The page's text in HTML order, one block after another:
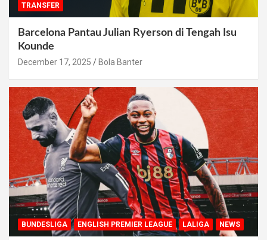
TRANSFER
Barcelona Pantau Julian Ryerson di Tengah Isu
Kounde
December 17, 2025 Bola Banter
BUNDESLIGA ENGLISH PREMIER LEAGUE LALIGA NEWS